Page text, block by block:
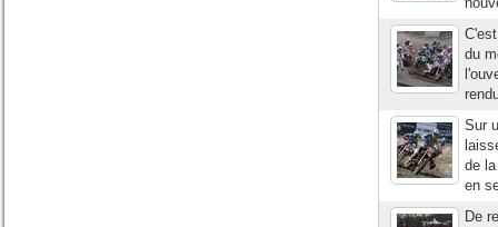
du
Sur
de
en
De